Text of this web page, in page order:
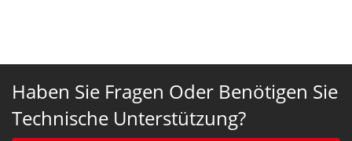
Haben Sie Fragen Oder Benötigen Sie
Technische Unterstützung?